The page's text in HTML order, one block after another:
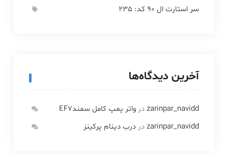
سر استارت ال 90 کد: 235
آخرین دیدگاه‌ها
zarinpar_naviddدرواتر پمپ کامل سمندEF7
zarinpar_naviddدردرب دینام پرکینز